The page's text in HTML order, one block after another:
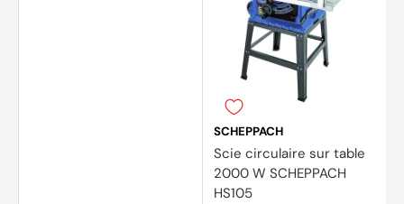
SCHEPPACH
Scie circulaire sur table
2000 W SCHEPPACH
HS105